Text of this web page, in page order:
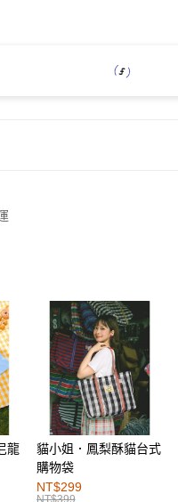
龍
貓小姐．鳳梨酥貓台式
購物袋
NT$299
NT$399